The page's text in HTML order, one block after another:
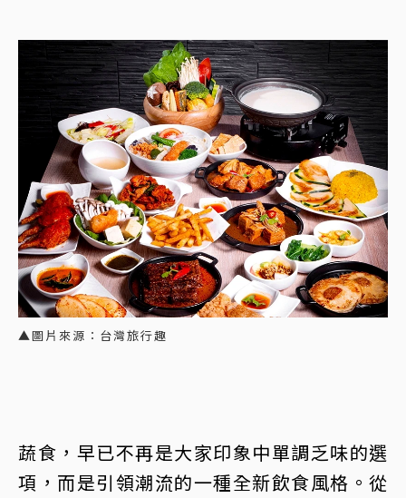
▲圖片來源：台灣旅行趣
蔬食，早已不再是大家印象中單調乏味的選
項，而是引領潮流的一種全新飲食風格。從